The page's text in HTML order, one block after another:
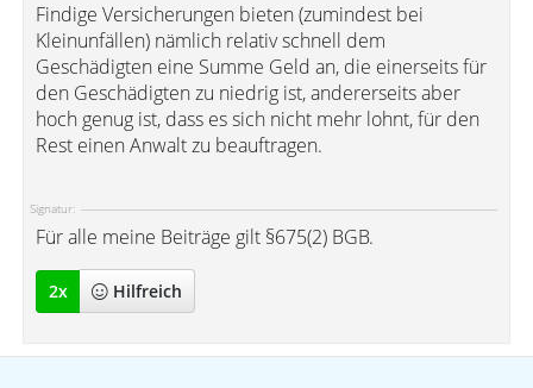
Findige Versicherungen bieten (zumindest bei
Kleinunfällen) nämlich relativ schnell dem
Geschädigten eine Summe Geld an, die einerseits für
den Geschädigten zu niedrig ist, andererseits aber
hoch genug ist, dass es sich nicht mehr lohnt, für den
Rest einen Anwalt zu beauftragen.
Signatur:
Für alle meine Beiträge gilt §675(2) BGB.
2x Hilfreich